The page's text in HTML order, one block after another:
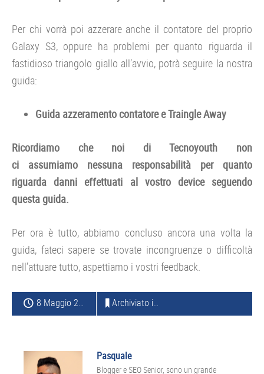
Per chi vorrà poi azzerare anche il contatore del proprio
Galaxy S3, oppure ha problemi per quanto riguarda il
fastidioso triangolo giallo all’avvio, potrà seguire la nostra
guida:
Guida azzeramento contatore e Traingle Away
Ricordiamo che noi di Tecnoyouth non
ci assumiamo nessuna responsabilità per quanto
riguarda danni effettuati al vostro device seguendo
questa guida.
Per ora è tutto, abbiamo concluso ancora una volta la
guida, fateci sapere se trovate incongruenze o difficoltà
nell’attuare tutto, aspettiamo i vostri feedback.
8 Maggio 2016 Archiviato in:
Pasquale
Blogger e SEO Senior, sono un grande